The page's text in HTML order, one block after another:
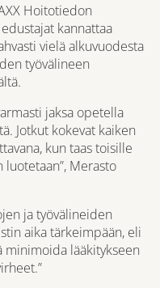
Hoitotiedon
kannattaa
vielä alkuvuodesta
työvälineen
jaksa opetella
Jotkut kokevat kaiken
kun taas toisille
Merasto
ja työvälineiden
aika tärkeimpään, eli
minimoida lääkitykseen